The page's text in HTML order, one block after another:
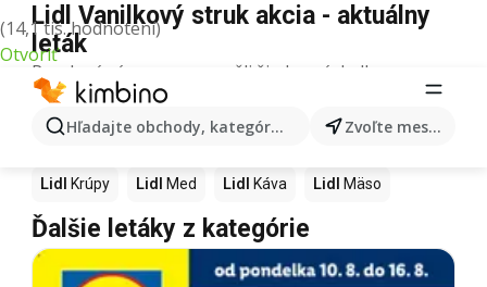
(14,1 tis. hodnotení)
Otvoriť
Hľadajte obchody, kategórie, produkty... Zvoľte mesto
Lidl Vanilkový struk akcia - aktuálny
leták
Pre daný výraz sme nenašli žiadne výsledky.
Ďalšie produkty v obchodoch Lidl
Lidl Kiwi LidlMango Lidl
Lidl Krúpy Lidl Med Lidl Káva Lidl Mäso
Ďalšie letáky z kategórie